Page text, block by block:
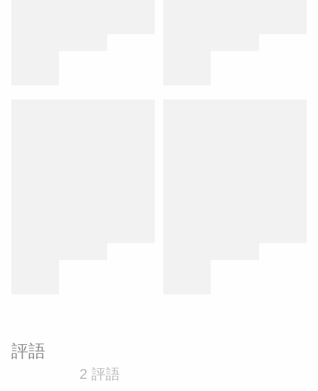
評語
2 評語